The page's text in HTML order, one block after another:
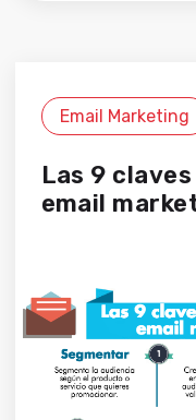
Email Marketing
Las 9
email